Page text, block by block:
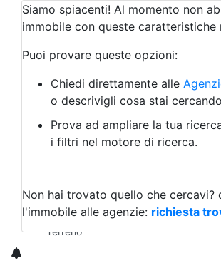
Qualsiasi
Attività/Licenza Commerciale
Azienda Agricola
Bar/Ristorante
Albergo
Laboratorio Artigianale
Negozio/locale commerciale
Agriturismo
Magazzini
Qualsiasi
Terreno edificabile
Terreno
Siamo spiacenti! Al momento non
immobile con queste caratteristiche
Puoi provare queste opzioni:
Chiedi direttamente alle
o descrivigli cosa stai cercando
Prova ad ampliare la tua
i filtri nel motore di ricerca.
Non hai trovato quello che cercavi?
l'immobile alle agenzie: richiesta